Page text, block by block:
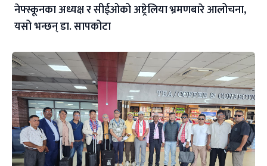
नेफ्स्कूनका अध्यक्ष र सीईओको अष्ट्रेलिया भ्रमणबारे आलोचना,
यसो भन्छन् डा‍. सापकोटा